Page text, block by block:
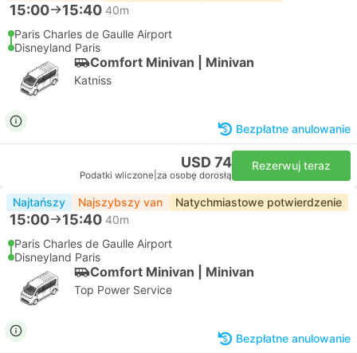
15:00 15:40 40m
Paris Charles de Gaulle Airport
Disneyland Paris
Comfort Minivan | Minivan
Katniss
Bezpłatne anulowanie
USD 74
Podatki wliczone za osobę dorosłą
Rezerwuj teraz
Najtańszy Najszybszy van Natychmiastowe potwierdzenie
15:00 15:40 40m
Paris Charles de Gaulle Airport
Disneyland Paris
Comfort Minivan | Minivan
Top Power Service
Bezpłatne anulowanie